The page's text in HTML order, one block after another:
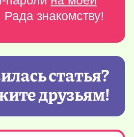
Рада знакомству!
статья?
друзьям!